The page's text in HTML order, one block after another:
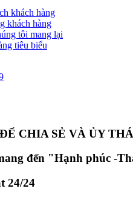
khách hàng
khách hàng
tôi mang lại
tiêu biểu
CHIA SẺ VÀ ỦY
đến "Hạnh phúc -
24/24